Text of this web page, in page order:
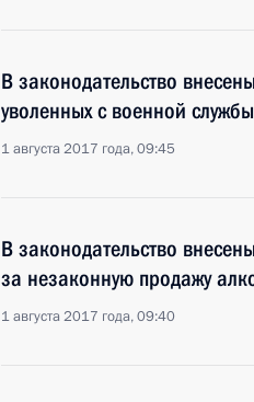
В законодательство
уволенных с военной службы
1 августа 2017 года, 09:45
В законодательство
за незаконную продажу
1 августа 2017 года, 09:40